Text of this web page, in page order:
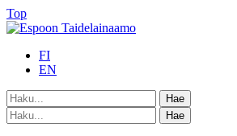
Top
FI
EN